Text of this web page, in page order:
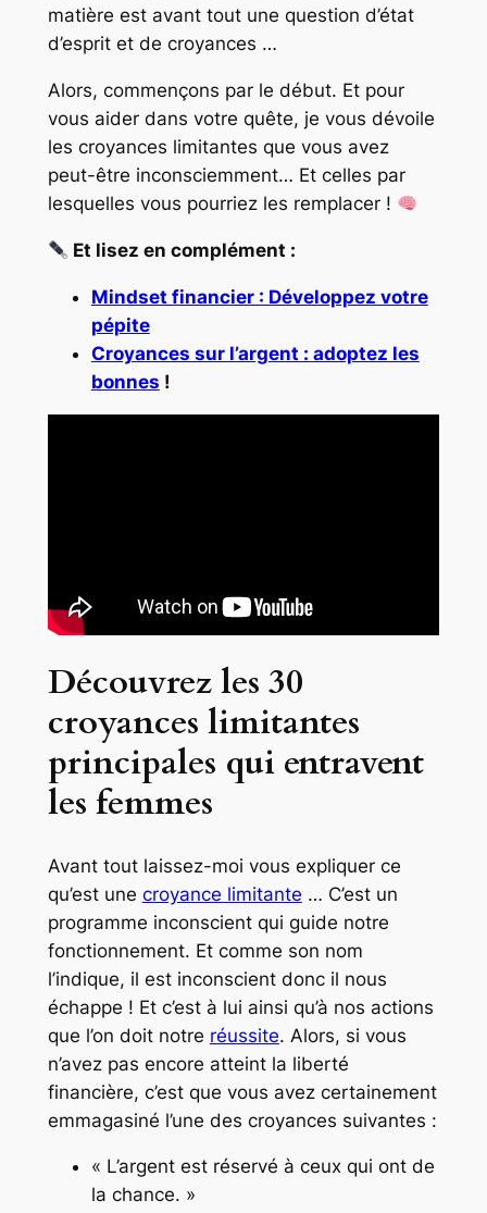
matière est avant tout une question d’état
d’esprit et de croyances …
Alors, commençons par le début. Et pour
vous aider dans votre quête, je vous dévoile
les croyances limitantes que vous avez
peut-être inconsciemment… Et celles par
lesquelles vous pourriez les remplacer !
Et lisez en complément :
Mindset financier : Développez votre
pépite
Croyances sur l’argent : adoptez les
bonnes !
Découvrez les 30
croyances limitantes
principales qui entravent
les femmes
Avant tout laissez-moi vous expliquer ce
qu’est une croyance limitante … C’est un
programme inconscient qui guide notre
fonctionnement. Et comme son nom
l’indique, il est inconscient donc il nous
échappe ! Et c’est à lui ainsi qu’à nos actions
que l’on doit notre réussite. Alors, si vous
n’avez pas encore atteint la liberté
financière, c’est que vous avez certainement
emmagasiné l’une des croyances suivantes :
« L’argent est réservé à ceux qui ont de
la chance. »